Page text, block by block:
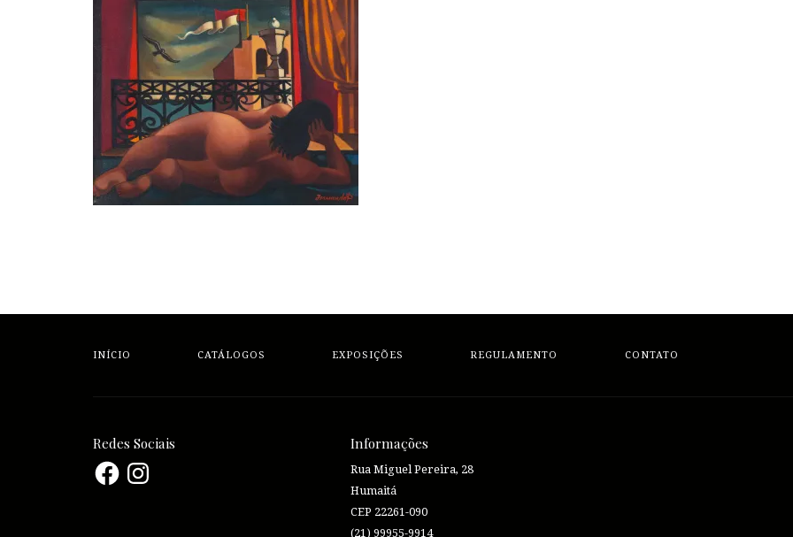
INÍCIO CATÁLOGOS EXPOSIÇÕES REGULAMENTO CONTATO
Redes Sociais
FacebookInstagram
Informações
Rua Miguel Pereira, 28
Humaitá
CEP 22261-090
(21) 99955-9914